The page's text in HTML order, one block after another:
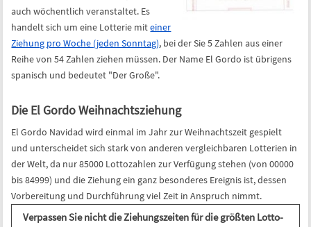
auch wöchentlich veranstaltet. Es
handelt sich um eine Lotterie miteiner
Ziehung pro Woche (jeden Sonntag), bei der Sie 5 Zahlen aus einer
Reihe von 54 Zahlen ziehen müssen. Der Name El Gordo ist übrigens
spanisch und bedeutet "Der Große".
Die El Gordo Weihnachtsziehung
El Gordo Navidad wird einmal im Jahr zur Weihnachtszeit gespielt
und unterscheidet sich stark von anderen vergleichbaren Lotterien in
der Welt, da nur 85000 Lottozahlen zur Verfügung stehen (von 00000
bis 84999) und die Ziehung ein ganz besonderes Ereignis ist, dessen
Vorbereitung und Durchführung viel Zeit in Anspruch nimmt.
Verpassen Sie nicht die Ziehungszeiten für die